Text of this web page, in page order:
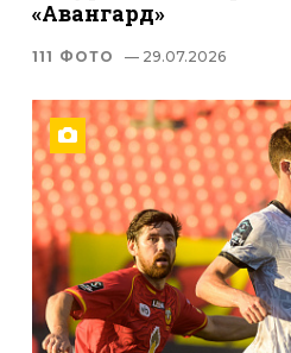
«Авангард»
111 ФОТО — 29.07.2026